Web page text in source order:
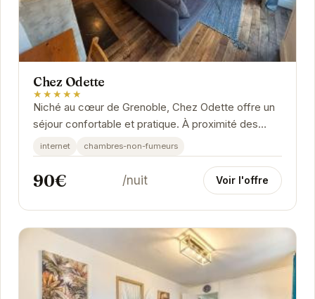
Chez Odette
★★★★★
Niché au cœur de Grenoble, Chez Odette offre un
séjour confortable et pratique. À proximité des
principales attractions, cet hébergement vous...
internet chambres-non-fumeurs
90€ /nuit Voir l'offre